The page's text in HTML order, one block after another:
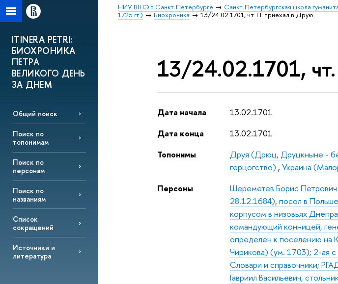
НИУ ВШЭ в Санкт-Петербурге Санкт-Петербургская школа
1725 гг.)
Биохроника 13/24.02.1701, чт. П. приехал в Друю.
ITINERA PETRI:
БИОХРОНИКА
ПЕТРА
ВЕЛИКОГО ДЕНЬ
ЗА ДНЕМ
Общий поиск
Поиск по
топонимам
Поиск по
персонам
Поиск по
названиям
Список
сокращений
Источники и
литература
13/24.02.1701,
Дата начала
13.02.1701
Дата конца
13.02.1701
Топонимы
Друя (Дрюц, Друцкныне -
герцогство) ,Украина
Персоны
Шереметев Борис
28.12.1684), посол в
корпусом в низовьях
командующий конницей,
определен к поселению на
Чирикова) (ум. 1703); 2-ая
Словари и справочники;
Гавриил Васильевич,